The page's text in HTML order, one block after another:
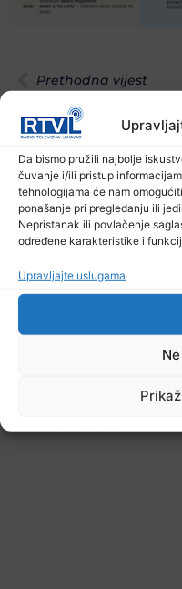
Da bismo pružili najbolje
čuvanje i/ili pristup
tehnologijama će nam
ponašanje pri pregledanju ili
Nepristanak ili povlačenje
određene karakteristike i
Upravljajte uslugama
Prethodna vijest
Podijelite na mrežama